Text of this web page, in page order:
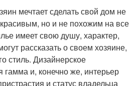
мечтает сделать свой дом не
но и не похожим на все
имеет свою душу, характер,
рассказать о своем хозяине,
стиль. Дизайнерское
и, конечно же, интерьер
и статус владельца